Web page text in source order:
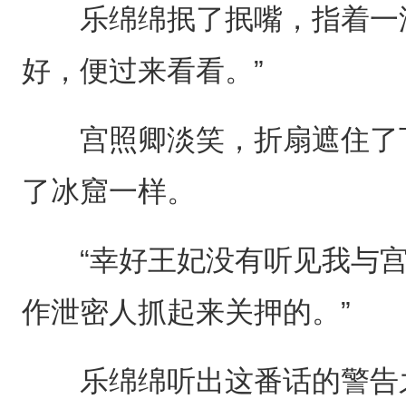
乐绵绵抿了抿嘴，指着一
好，便过来看看。”
宫照卿淡笑，折扇遮住了
了冰窟一样。
“幸好王妃没有听见我与宫
作泄密人抓起来关押的。”
乐绵绵听出这番话的警告